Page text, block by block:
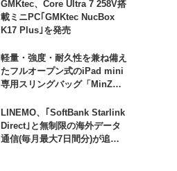
GMKtec、Core Ultra 7 258V搭
載ミニPC｢GMKtec NucBox
K17 Plus｣を発売
軽量・強度・耐久性を兼ね備え
たフルオープン式のiPad mini
専用スリングバッグ「MinZ
発売
LINEMO、｢SoftBank Starlink
Direct｣と無制限の海外データ
通信(毎月最大7日間分)が追加